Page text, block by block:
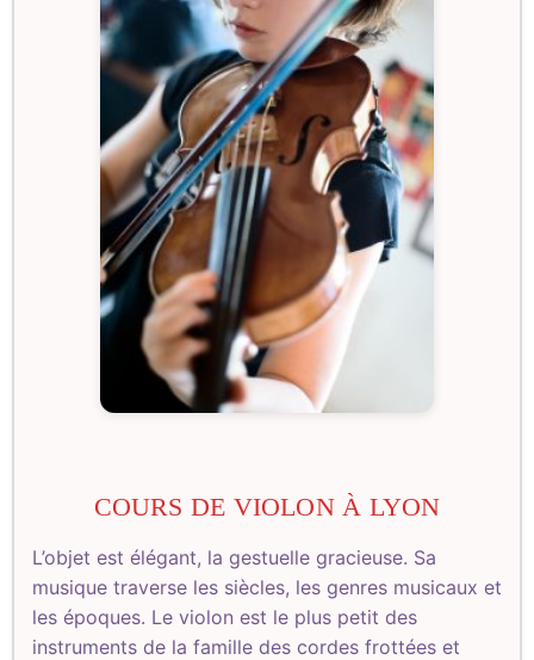
COURS DE VIOLON À LYON
L’objet est élégant, la gestuelle gracieuse. Sa
musique traverse les siècles, les genres musicaux et
les époques. Le violon est le plus petit des
instruments de la famille des cordes frottées et